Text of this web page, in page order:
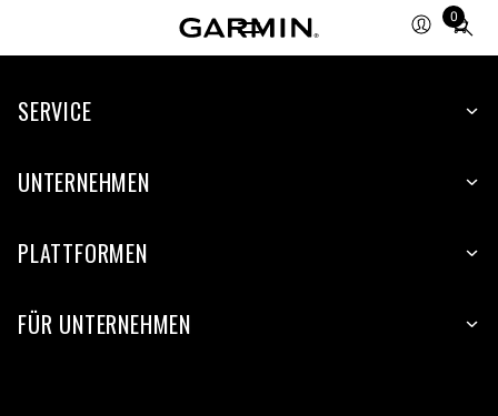
0
Total
items
cart:
SERVICE
UNTERNEHMEN
PLATTFORMEN
FÜR UNTERNEHMEN